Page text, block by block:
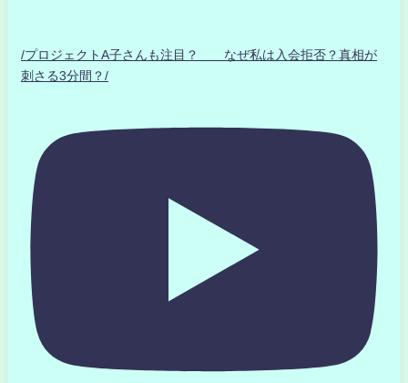
/プロジェクトA子さんも注目？ なぜ私は入会拒否？真相が
刺さる3分間？/